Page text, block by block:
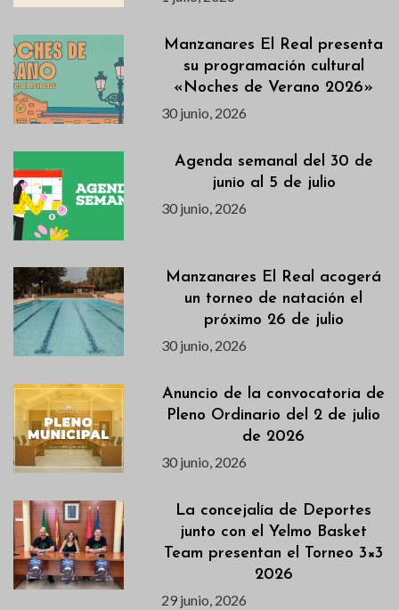
Manzanares El Real presenta
su programación cultural
«Noches de Verano 2026»
30 junio, 2026
Agenda semanal del 30 de
junio al 5 de julio
30 junio, 2026
Manzanares El Real acogerá
un torneo de natación el
próximo 26 de julio
30 junio, 2026
Anuncio de la convocatoria de
Pleno Ordinario del 2 de julio
de 2026
30 junio, 2026
La concejalía de Deportes
junto con el Yelmo Basket
Team presentan el Torneo 3×3
2026
29 junio, 2026